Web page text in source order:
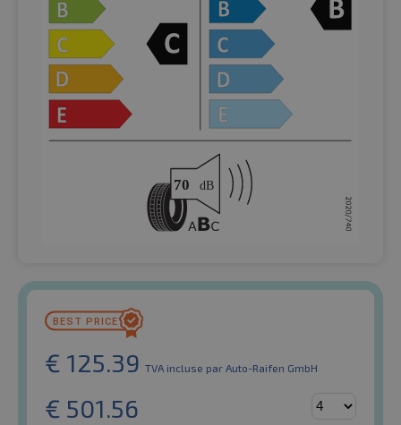
€ 125.39 TVA incluse par Auto-Raifen GmbH
€ 501.56